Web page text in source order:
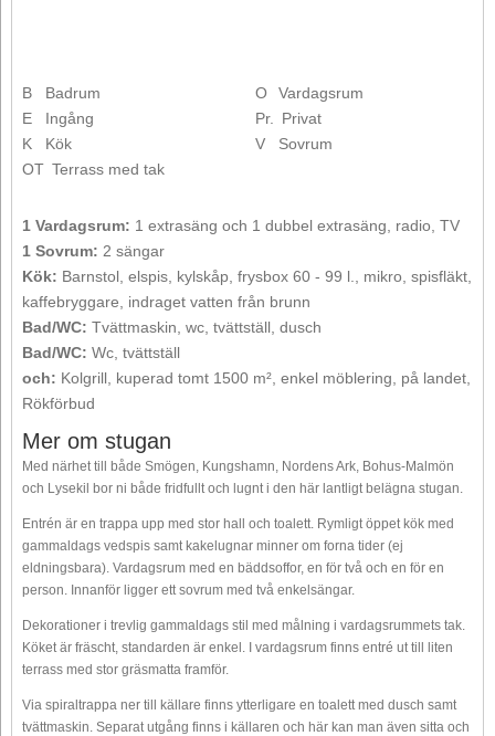
B
Badrum
E
Ingång
K
Kök
OT Terrass med tak
O
Vardagsrum
Pr.
Privat
V
Sovrum
1 Vardagsrum: 1 extrasäng och 1 dubbel extrasäng, radio, TV
1 Sovrum: 2 sängar
Kök: Barnstol, elspis, kylskåp, frysbox 60 - 99 l., mikro, spisfläkt,
kaffebryggare, indraget vatten från brunn
Bad/WC: Tvättmaskin, wc, tvättställ, dusch
Bad/WC: Wc, tvättställ
och: Kolgrill, kuperad tomt 1500 m², enkel möblering, på landet,
Rökförbud
Mer om stugan
Med närhet till både Smögen, Kungshamn, Nordens Ark, Bohus-Malmön
och Lysekil bor ni både fridfullt och lugnt i den här lantligt belägna stugan.
Entrén är en trappa upp med stor hall och toalett. Rymligt öppet kök med
gammaldags vedspis samt kakelugnar minner om forna tider (ej
eldningsbara). Vardagsrum med en bäddsoffor, en för två och en för en
person. Innanför ligger ett sovrum med två enkelsängar.
Dekorationer i trevlig gammaldags stil med målning i vardagsrummets tak.
Köket är fräscht, standarden är enkel. I vardagsrum finns entré ut till liten
terrass med stor gräsmatta framför.
Via spiraltrappa ner till källare finns ytterligare en toalett med dusch samt
tvättmaskin. Separat utgång finns i källaren och här kan man även sitta och